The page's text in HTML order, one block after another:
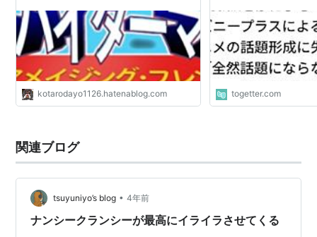
kotarodayo1126.hatenablog.com
た」
togetter.com
関連ブログ
tsuyuniyo’s blog • 4年前
ナンシークランシーが最高にイライラさせてくる